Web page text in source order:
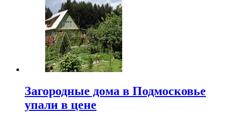
Загородные дома в Подмосковье
упали в цене